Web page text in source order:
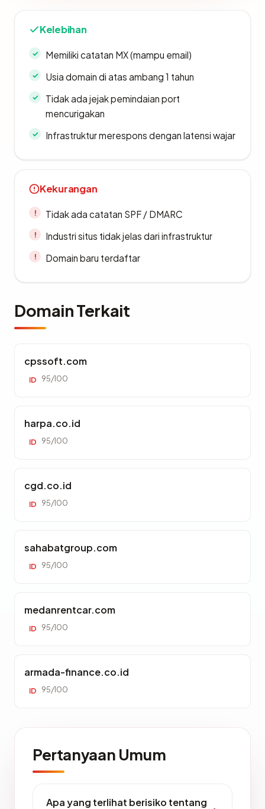
Kelebihan
Memiliki catatan MX (mampu email)
Usia domain di atas ambang 1 tahun
Tidak ada jejak pemindaian port
mencurigakan
Infrastruktur merespons dengan latensi wajar
Kekurangan
Tidak ada catatan SPF / DMARC
Industri situs tidak jelas dari infrastruktur
Domain baru terdaftar
Domain Terkait
cpssoft.com
ID 95/100
harpa.co.id
ID 95/100
cgd.co.id
ID 95/100
sahabatgroup.com
ID 95/100
medanrentcar.com
ID 95/100
armada-finance.co.id
ID 95/100
Pertanyaan Umum
Apa yang terlihat berisiko tentang